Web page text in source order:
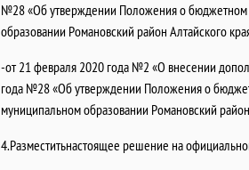
№28 «Об утверждении Положения о бюджетном
образовании Романовский район Алтайского
-от 21 февраля 2020 года №2 «О внесении
года №28 «Об утверждении Положения о
муниципальном образовании Романовский
4.Разместитьнастоящее решение на